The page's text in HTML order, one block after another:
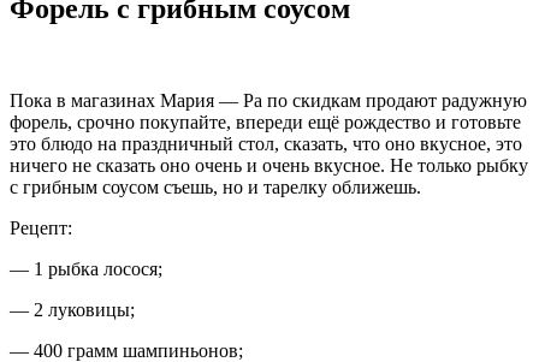
Форель с грибным соусом
Пока в магазинах Мария — Ра по скидкам продают радужную
форель, срочно покупайте, впереди ещё рождество и готовьте
это блюдо на праздничный стол, сказать, что оно вкусное, это
ничего не сказать оно очень и очень вкусное. Не только рыбку
с грибным соусом съешь, но и тарелку оближешь.
Рецепт:
— 1 рыбка лосося;
— 2 луковицы;
— 400 грамм шампиньонов;